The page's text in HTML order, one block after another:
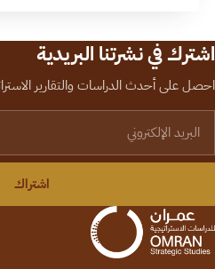
اشترك في نشرتنا البريدية
احصل على أحدث الدراسات والتقارير
اشتراك